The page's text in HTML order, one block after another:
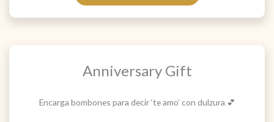
Anniversary Gift
Encarga bombones para decir ‘te amo’ con dulzura 💕